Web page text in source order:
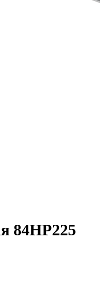
84HP225